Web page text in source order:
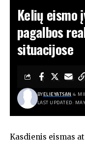
Kelių eismo
pagalbos
situacijose
LAST UPDATED:
BYELIEYATSAN 4
Kasdienis eismas